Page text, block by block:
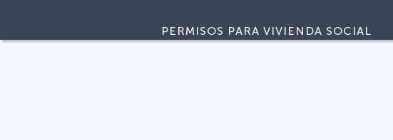
PERMISOS PARA VIVIENDA SOCIAL